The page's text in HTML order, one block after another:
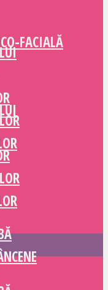
FACIALĂ